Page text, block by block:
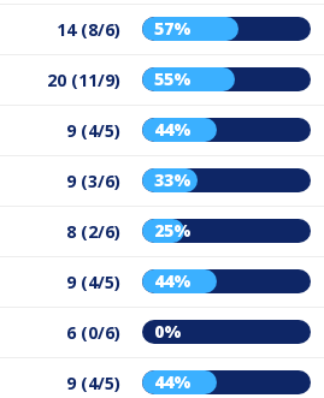
14 (8/6) 57%
20 (11/9) 55%
9 (4/5) 44%
9 (3/6) 33%
8 (2/6) 25%
9 (4/5) 44%
6 (0/6) 0%
9 (4/5) 44%